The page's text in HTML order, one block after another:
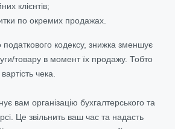
клієнтів;
по окремих продажах.
податкового кодексу, знижка зменшує
товару в момент їх продажу. Тобто
чека.
вам організацію бухгалтерського та
Це звільнить ваш час та надасть